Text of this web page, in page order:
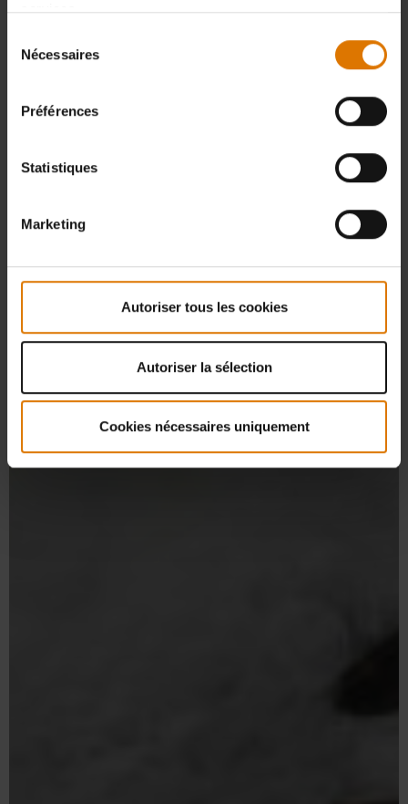
services.
Nécessaires
Préférences
Statistiques
Marketing
Autoriser tous les cookies
Autoriser la sélection
Cookies nécessaires uniquement